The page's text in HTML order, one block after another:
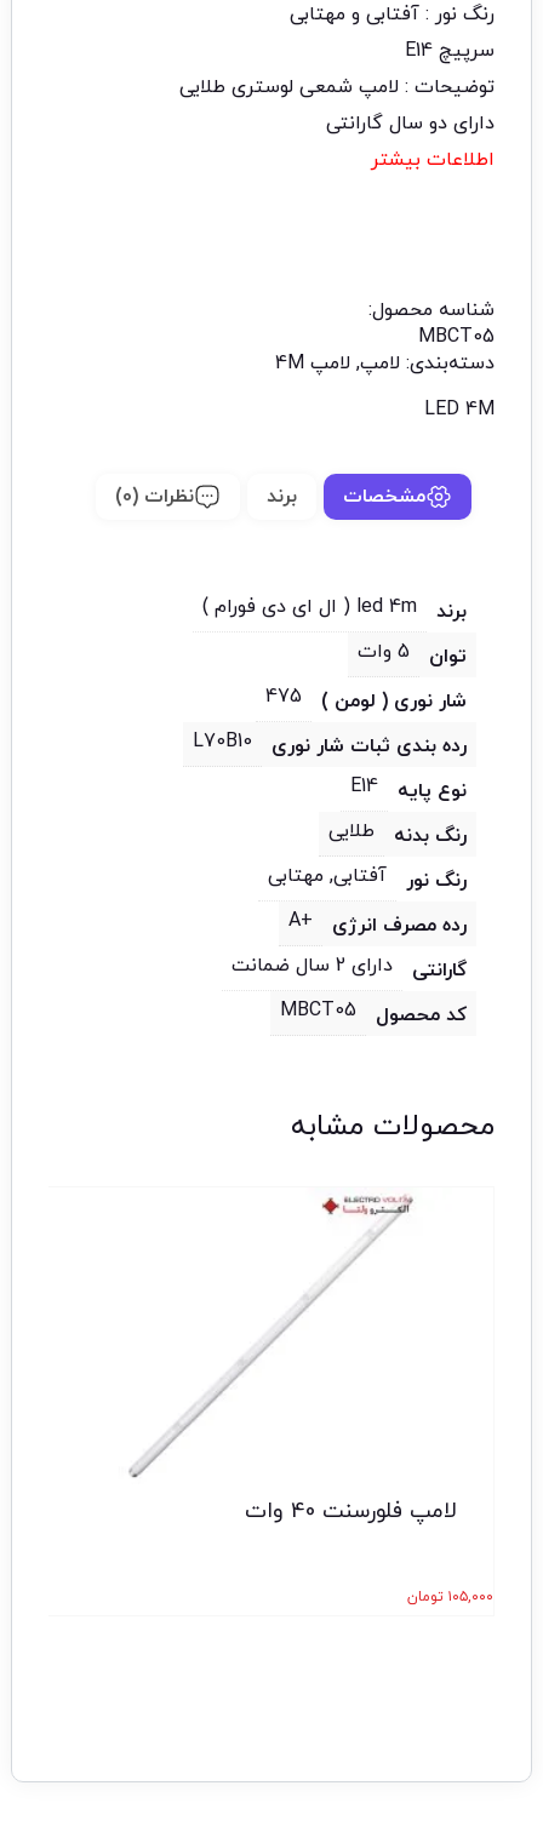
رنگ نور : آفتابی و مهتابی
سرپیچ E14
توضیحات : لامپ شمعی لوستری طلایی
دارای دو سال گارانتی
اطلاعات بیشتر
شناسه محصول:
MBCT05
دسته‌بندی: لامپ, لامپ 4M
LED 4M
مشخصات برند نظرات (0)
برند
led 4m ( ال ای دی فورام )
توان
5 وات
شار نوری ( لومن )
475
رده بندی ثبات شار نوری
L70B10
نوع پایه
E14
رنگ بدنه
طلایی
رنگ نور
آفتابی, مهتابی
رده مصرف انرژی
+A
گارانتی
دارای 2 سال ضمانت
کد محصول
MBCT05
محصولات مشابه
لامپ فلورسنت 40 وات
۱۰۵,۰۰۰ تومان